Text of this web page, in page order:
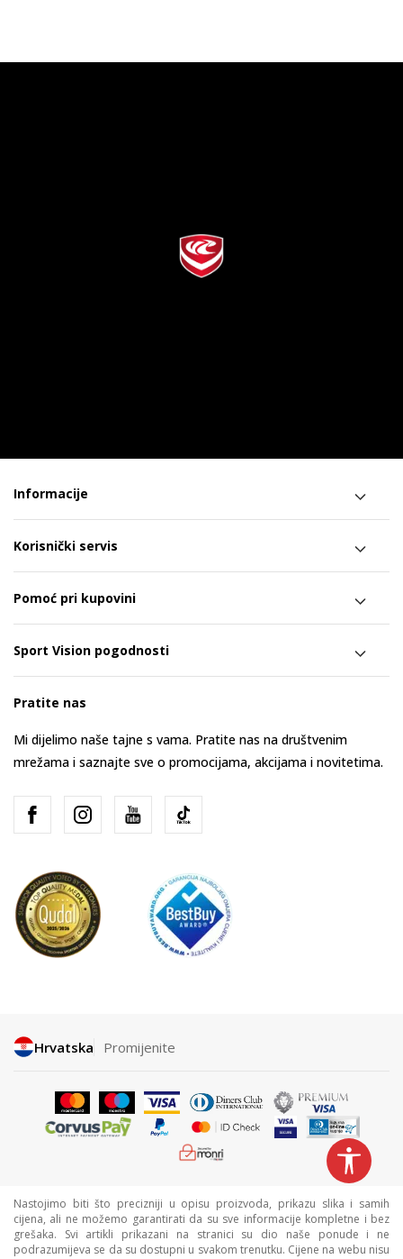
Informacije
Korisnički servis
Pomoć pri kupovini
Sport Vision pogodnosti
Pratite nas
Mi dijelimo naše tajne s vama. Pratite nas na društvenim
mrežama i saznajte sve o promocijama, akcijama i novitetima.
Hrvatska Promijenite
Nastojimo biti što precizniji u opisu proizvoda, prikazu slika i samih
cijena, ali ne možemo garantirati da su sve informacije kompletne i bez
grešaka. Svi artikli prikazani na stranici su dio naše ponude i ne
podrazumijeva se da su dostupni u svakom trenutku. Cijene na webu nisu